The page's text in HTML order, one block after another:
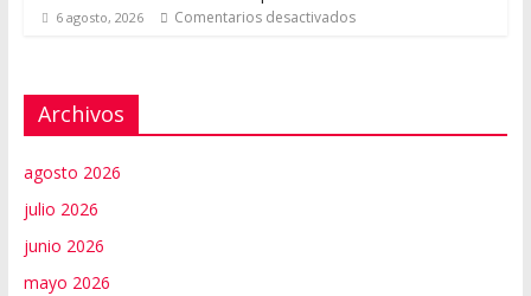
6 agosto, 2026 Comentarios desactivados
Archivos
agosto 2026
julio 2026
junio 2026
mayo 2026